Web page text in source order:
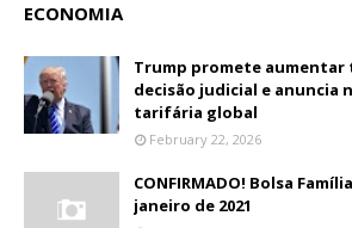
ECONOMIA
Trump promete aumentar
decisão judicial e anuncia
tarifária global
February 22, 2026
CONFIRMADO! Bolsa
janeiro de 2021